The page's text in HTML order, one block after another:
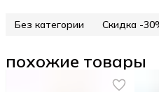
Без категории Скидка -
похожие товары